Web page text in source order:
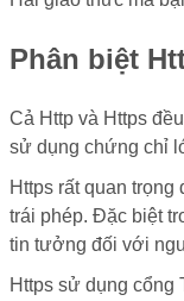
Phân biệt
Cả Http và Https
sử dụng chứng chỉ
Https rất quan
trái phép. Đặc biệt
tin tưởng đối với
Https sử dụng cổng